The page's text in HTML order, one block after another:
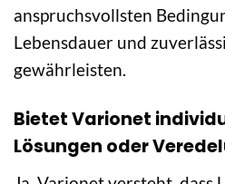
anspruchsvollsten
Lebensdauer und
gewährleisten.
Bietet Varionet
Lösungen oder